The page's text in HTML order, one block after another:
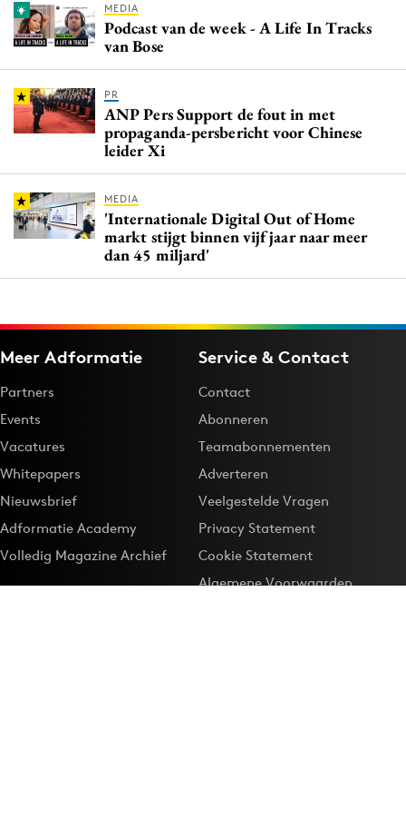
MEDIA
Podcast van de week - A Life In Tracks
van Bose
PR
ANP Pers Support de fout in met
propaganda-persbericht voor Chinese
leider Xi
MEDIA
'Internationale Digital Out of Home
markt stijgt binnen vijf jaar naar meer
dan 45 miljard'
Meer Adformatie
Partners
Events
Vacatures
Whitepapers
Nieuwsbrief
Adformatie Academy
Volledig Magazine Archief
Service & Contact
Contact
Abonneren
Teamabonnementen
Adverteren
Veelgestelde Vragen
Privacy Statement
Cookie Statement
Algemene Voorwaarden